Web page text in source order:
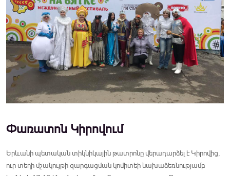
Փառատոն Կիրովում
Երևանի պետական տիկնիկային թատրոնը վերադարձել է Կիրովից,
ուր տեղի մշակույթի զարգացման կոմիտեի նախաձեռնությամբ